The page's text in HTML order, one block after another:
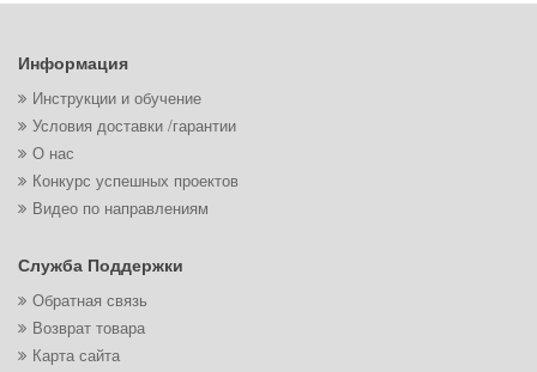
Информация
Инструкции и обучение
Условия доставки /гарантии
О нас
Конкурс успешных проектов
Видео по направлениям
Служба Поддержки
Обратная связь
Возврат товара
Карта сайта